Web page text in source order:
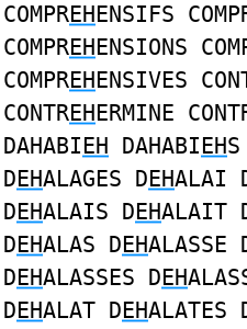
COMPREHENSIFS
COMPREHENSIONS
COMPREHENSIVES
CONTREHERMINE
DAHABIEH DAHABIEH
DEHALAGES DEHALAI
DEHALAIS DEHALAIT
DEHALAS DEHALASSE
DEHALASSES DEH
DEHALAT DEHALATES